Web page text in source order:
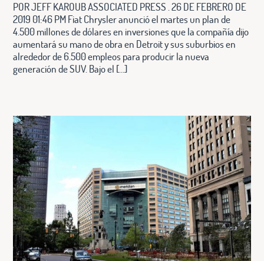
POR JEFF KAROUB ASSOCIATED PRESS . 26 DE FEBRERO DE
2019 01:46 PM Fiat Chrysler anunció el martes un plan de
4.500 millones de dólares en inversiones que la compañía dijo
aumentará su mano de obra en Detroit y sus suburbios en
alrededor de 6.500 empleos para producir la nueva
generación de SUV. Bajo el […]